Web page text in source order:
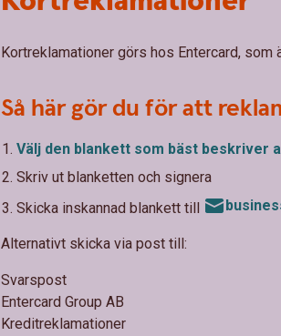
Kortreklamationer görs hos Entercard,
Så här gör du för att
Välj den blankett som bäst beskriver
Skriv ut blanketten och signera
Skicka inskannad blankett till
Alternativt skicka via post till:
Svarspost
Entercard Group AB
Kreditreklamationer